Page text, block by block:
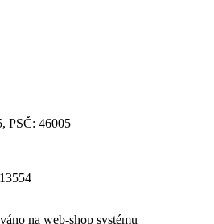
PSČ: 46005
na web-shop systému